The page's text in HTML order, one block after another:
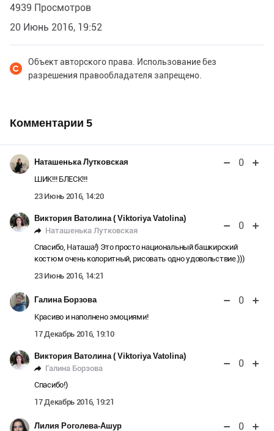
4939 Просмотров
20 Июнь 2016, 19:52
Объект авторского права. Использование без
разрешения правообладателя запрещено.
Комментарии 5
Наташенька Лутковская 0
ШИК!!! БЛЕСК!!!
23 Июнь 2016, 14:20
Виктория Ватолина ( Viktoriya Vatolina)
Наташенька Лутковская
0
Спасибо, Наташа!) Это просто национальный башкирский
костюм очень колоритный, рисовать одно удовольствие.)))
23 Июнь 2016, 14:21
Галина Борзова 0
Красиво и наполнено эмоциями!
17 Декабрь 2016, 19:10
Виктория Ватолина ( Viktoriya Vatolina)
Галина Борзова
0
Спасибо!)
17 Декабрь 2016, 19:21
Лилия Роголева-Ашур 0